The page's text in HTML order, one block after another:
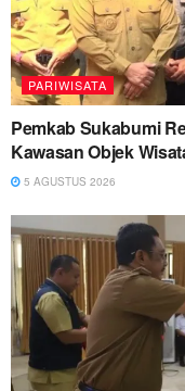
PARIWISATA
Pemkab Sukabumi
Kawasan Objek
5 AGUSTUS 2026